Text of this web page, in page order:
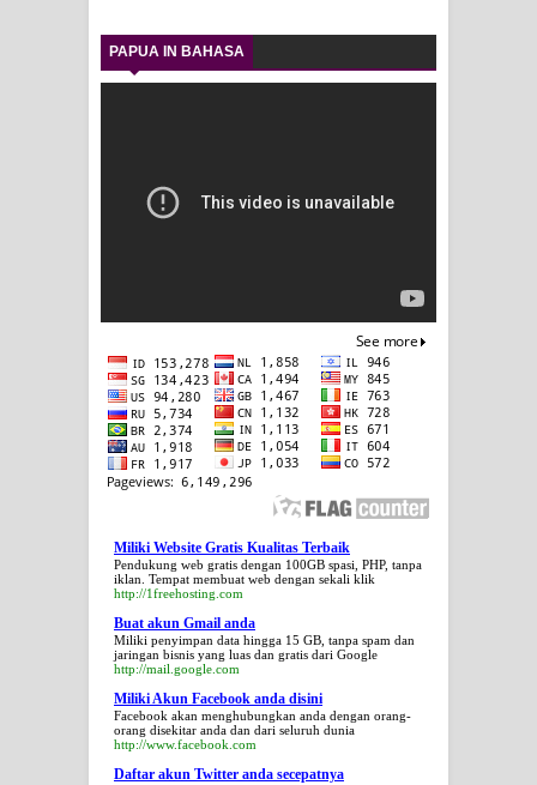
PAPUA IN BAHASA
Miliki Website Gratis Kualitas Terbaik
Pendukung web gratis dengan 100GB spasi, PHP, tanpa
iklan. Tempat membuat web dengan sekali klik
http://1freehosting.com
Buat akun Gmail anda
Miliki penyimpan data hingga 15 GB, tanpa spam dan
jaringan bisnis yang luas dan gratis dari Google
http://mail.google.com
Miliki Akun Facebook anda disini
Facebook akan menghubungkan anda dengan orang-
orang disekitar anda dan dari seluruh dunia
http://www.facebook.com
Daftar akun Twitter anda secepatnya